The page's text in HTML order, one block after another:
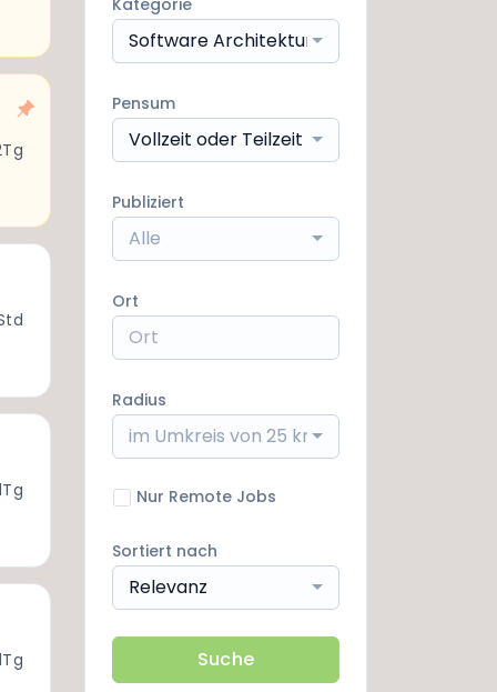
Kategorie
Software Architektur / Engineering
Pensum
Vollzeit oder Teilzeit
Publiziert
Alle
Ort
Radius
im Umkreis von 25 km
Nur Remote Jobs
Sortiert nach
Relevanz
Suche